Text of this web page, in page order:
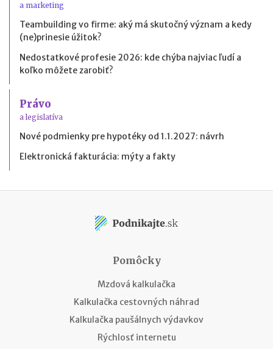
a marketing
Teambuilding vo firme: aký má skutočný význam a kedy
(ne)prinesie úžitok?
Nedostatkové profesie 2026: kde chýba najviac ľudí a
koľko môžete zarobiť?
Právo
a legislatíva
Nové podmienky pre hypotéky od 1.1.2027: návrh
Elektronická fakturácia: mýty a fakty
Pomôcky
Mzdová kalkulačka
Kalkulačka cestovných náhrad
Kalkulačka paušálnych výdavkov
Rýchlosť internetu